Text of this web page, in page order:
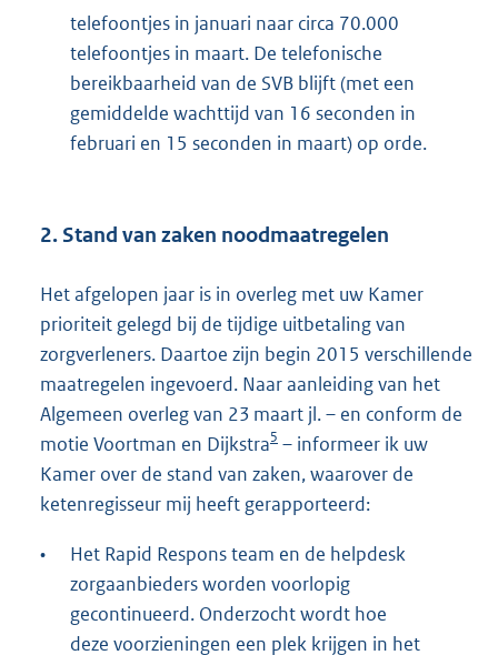
telefoontjes in januari naar circa 70.000
telefoontjes in maart. De telefonische
bereikbaarheid van de SVB blijft (met een
gemiddelde wachttijd van 16 seconden in
februari en 15 seconden in maart) op orde.
2. Stand van zaken noodmaatregelen
Het afgelopen jaar is in overleg met uw Kamer
prioriteit gelegd bij de tijdige uitbetaling van
zorgverleners. Daartoe zijn begin 2015 verschillende
maatregelen ingevoerd. Naar aanleiding van het
Algemeen overleg van 23 maart jl. – en conform de
motie Voortman en Dijkstra5 – informeer ik uw
Kamer over de stand van zaken, waarover de
ketenregisseur mij heeft gerapporteerd:
•
Het Rapid Respons team en de helpdesk
zorgaanbieders worden voorlopig
gecontinueerd. Onderzocht wordt hoe
deze voorzieningen een plek krijgen in het